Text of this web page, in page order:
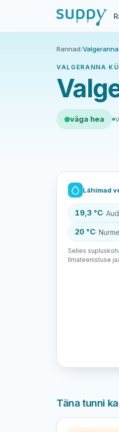
Rannad/
VALGERANNA
väga hea
Lähimad
19,3 °C·
20 °C· Nurme
Selles
Ilmateenistuse
Täna tunni